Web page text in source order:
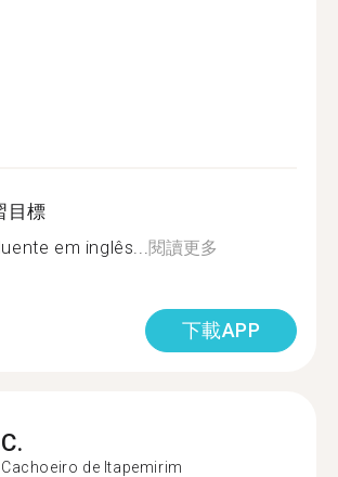
目標
em inglês...閱讀更多
下載APP
C.
Cachoeiro de Itapemirim